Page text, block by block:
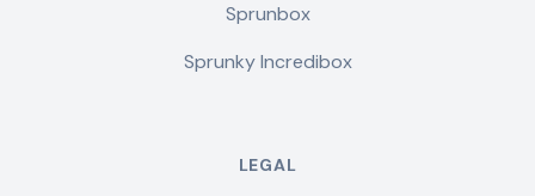
Sprunbox
Sprunky Incredibox
LEGAL